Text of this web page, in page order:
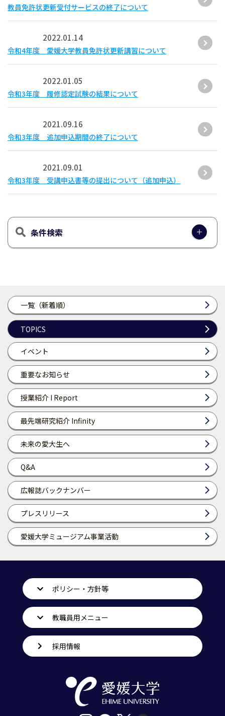
一覧（新着順）
TOPICS
イベント
重要なお知らせ
授業紹介 I Report
最先端研究紹介 Infinity
未来の愛大生へ
Q&A
広報誌バックナンバー
プレスリリース
愛媛大学ミュージアム事業活動
教員免許状更新受付サービスの終了について
2022.01.14
令和4年度 愛媛大学教員免許状更新講習について
2022.01.05
令和3年度 履修認定試験の結果について
2021.09.16
令和3年度 追加申込期間の終了について
2021.09.01
令和3年度 受講申込書等の提出について（追加申込）
条件検索
ポリシー・方針等
教職員用メニュー
採用情報